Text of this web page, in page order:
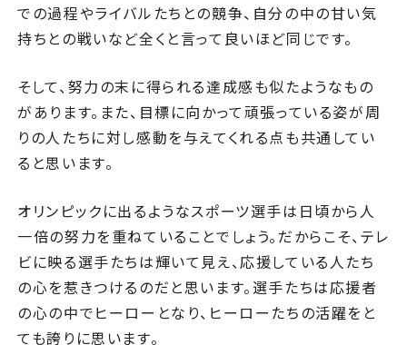
での過程やライバルたちとの競争、自分の中の甘い気
持ちとの戦いなど全くと言って良いほど同じです。
そして、努力の末に得られる達成感も似たようなもの
があります。また、目標に向かって頑張っている姿が周
りの人たちに対し感動を与えてくれる点も共通してい
ると思います。
オリンピックに出るようなスポーツ選手は日頃から人
一倍の努力を重ねていることでしょう。だからこそ、テレ
ビに映る選手たちは輝いて見え、応援している人たち
の心を惹きつけるのだと思います。選手たちは応援者
の心の中でヒーローとなり、ヒーローたちの活躍をと
ても誇りに思います。